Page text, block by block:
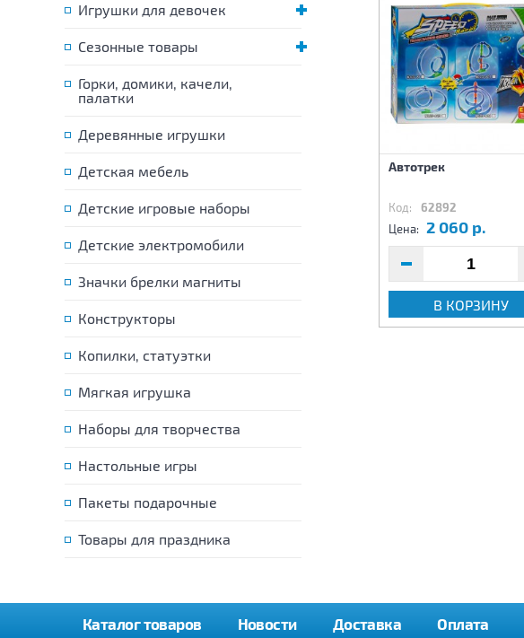
Игрушки для девочек
Сезонные товары
Горки, домики, качели,
палатки
Деревянные игрушки
Детская мебель
Детские игровые наборы
Детские электромобили
Значки брелки магниты
Конструкторы
Копилки, статуэтки
Мягкая игрушка
Наборы для творчества
Настольные игры
Пакеты подарочные
Товары для праздника
Железная дорога (свет,
83320 Код: 83321
Автотрек
Код: 62892
Цена: 2 060 р.
В КОРЗИНУ
Каталог товаров Новости Доставка Оплата